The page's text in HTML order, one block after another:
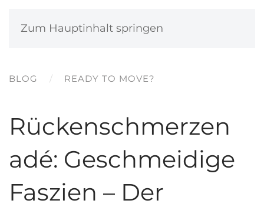
Zum Hauptinhalt springen
BLOG READY TO MOVE?
Rückenschmerzen
adé: Geschmeidige
Faszien – Der